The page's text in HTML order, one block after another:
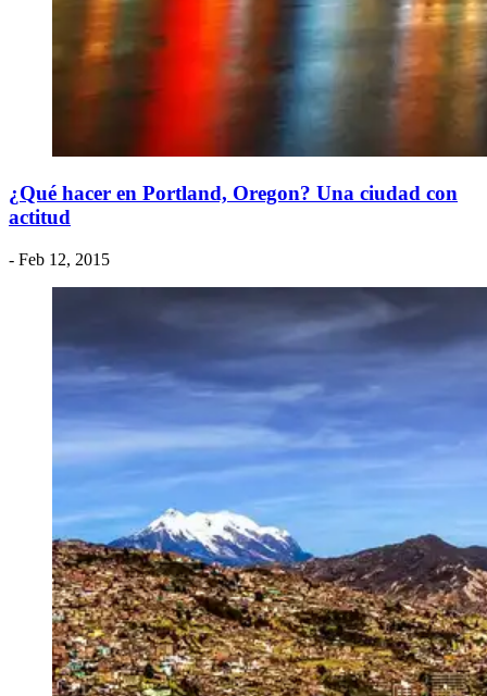
¿​Qué hacer en Portland, Oregon? Una ciudad con
actitud
- Feb 12, 2015